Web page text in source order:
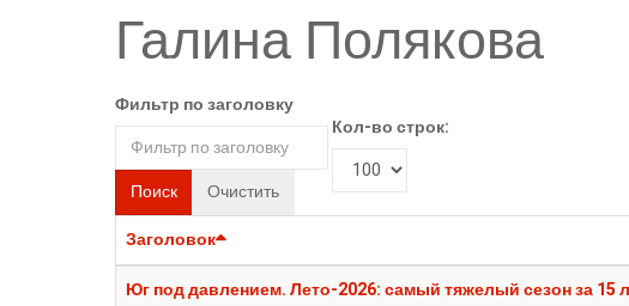
Галина Полякова
Фильтр по заголовку
Поиск Очистить
Кол-во строк:
Заголовок
Юг под давлением. Лето-2026: самый тяжелый сезон за 15